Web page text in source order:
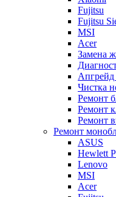
Fujitsu
Fujitsu
MSI
Acer
Замена
Апгрейд
Чистка
Ремонт
Ремонт
Ремонт
Ремонт
ASUS
Hewlett
Lenovo
MSI
Acer